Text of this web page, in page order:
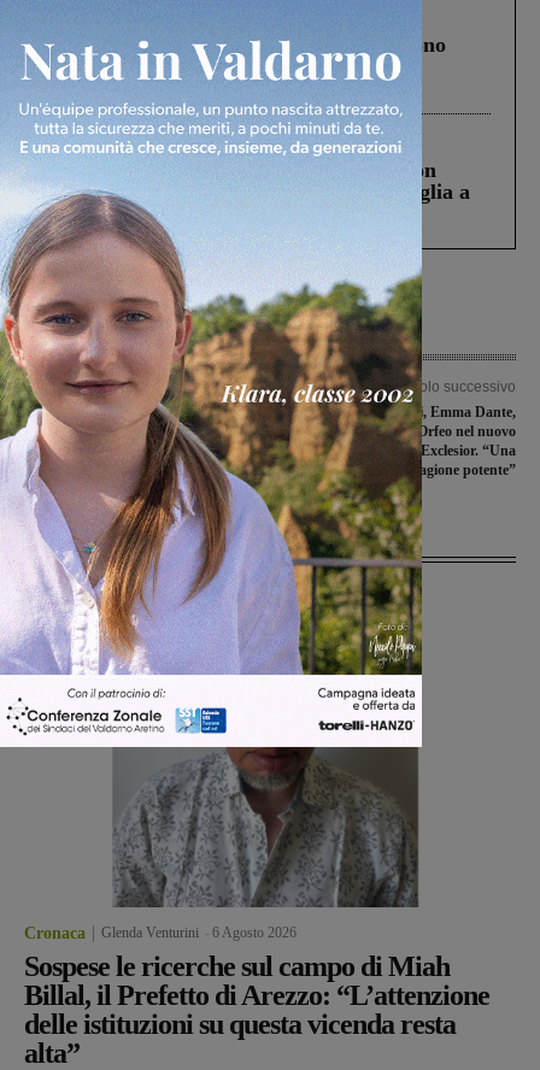
Un anno fa la strage in A1 in cui morirono
Gianni, Giulia e Franco. Lo schianto, il
processo, lo stop ai sorpassi fra tir....
Cronaca 3 Agosto 2026
Scomparso da una struttura di Castiglion
Fiorentino l’uomo che aveva ucciso la figlia a
Levane nel 2020
Articolo precedente
Camini, Ceccarelli (Pd): “Bene la
proroga, ora informazione e
semplificazione. Importante la
collaborazione dei comuni”
Articolo successivo
Ascanio Celestini, Emma Dante,
Carrozzeria Orfeo nel nuovo
cartellone dell’Exclesior. “Una
stagione potente”
Ultime Notizie
Cronaca Glenda Venturini 6 Agosto 2026
Sospese le ricerche sul campo di Miah
Billal, il Prefetto di Arezzo: “L’attenzione
delle istituzioni su questa vicenda resta
alta”